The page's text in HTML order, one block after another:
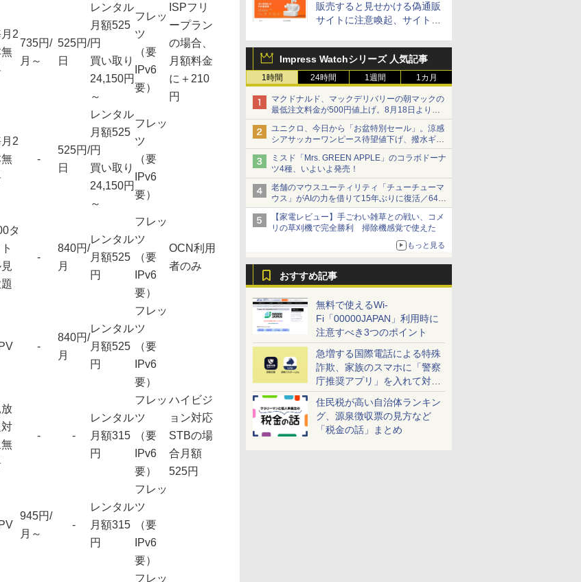
販売すると見せかける偽通販
サイトに注意喚起、サイト名
Impress Watchシリーズ 人気記事
1時間 24時間 1週間 1カ月
マクドナルド、マックデリバリーの朝マックの
最低注文料金が500円値上げ。8月18日より
1,500円から受付
ユニクロ、今日から「お盆特別セール」。涼感
シアサッカーワンピース待望値下げ、撥水ギア
ショーツは1990円に
ミスド「Mrs. GREEN APPLE」のコラボドーナ
ツ4種、いよいよ発売！
老舗のマウスユーティリティ「チューチューマ
ウス」がAIの力を借りて15年ぶりに復活／64bit
化、Windows 10/11、「Chrome」も走り回
る。復活記念で2026年末まで500円
【家電レビュー】手ごわい雑草との戦い、コメ
リの草刈機で完全勝利 掃除機感覚で使えた
もっと見る
おすすめ記事
無料で使えるWi-
Fi「00000JAPAN」利用時に
注意すべき3つのポイント
急増する国際電話による特殊
詐欺、家族のスマホに「警察
庁推奨アプリ」を入れて対策
しよう！
住民税が高い自治体ランキン
グ、源泉徴収票の見方など
「税金の話」まとめ
2
735円/
月～
525円/
日
レンタル
月額525
円
買い取り
24,150円
～
フレッ
ツ
（要
IPv6
要）
ISPフリ
ープラン
の場合、
月額料金
に＋210
円
2
-
525円/
日
レンタル
月額525
円
買い取り
24,150円
～
フレッ
ツ
（要
IPv6
要）
タ
-
840円/
月
レンタル
月額525
円
フレッ
ツ
（要
IPv6
要）
OCN利用
者のみ
-
840円/
月
レンタル
月額525
円
フレッ
ツ
（要
IPv6
要）
放
- -
レンタル
月額315
円
フレッ
ツ
（要
IPv6
要）
ハイビジ
ョン対応
STBの場
合月額
525円
945円/
月～
-
レンタル
月額315
円
フレッ
ツ
（要
IPv6
要）
フレッ